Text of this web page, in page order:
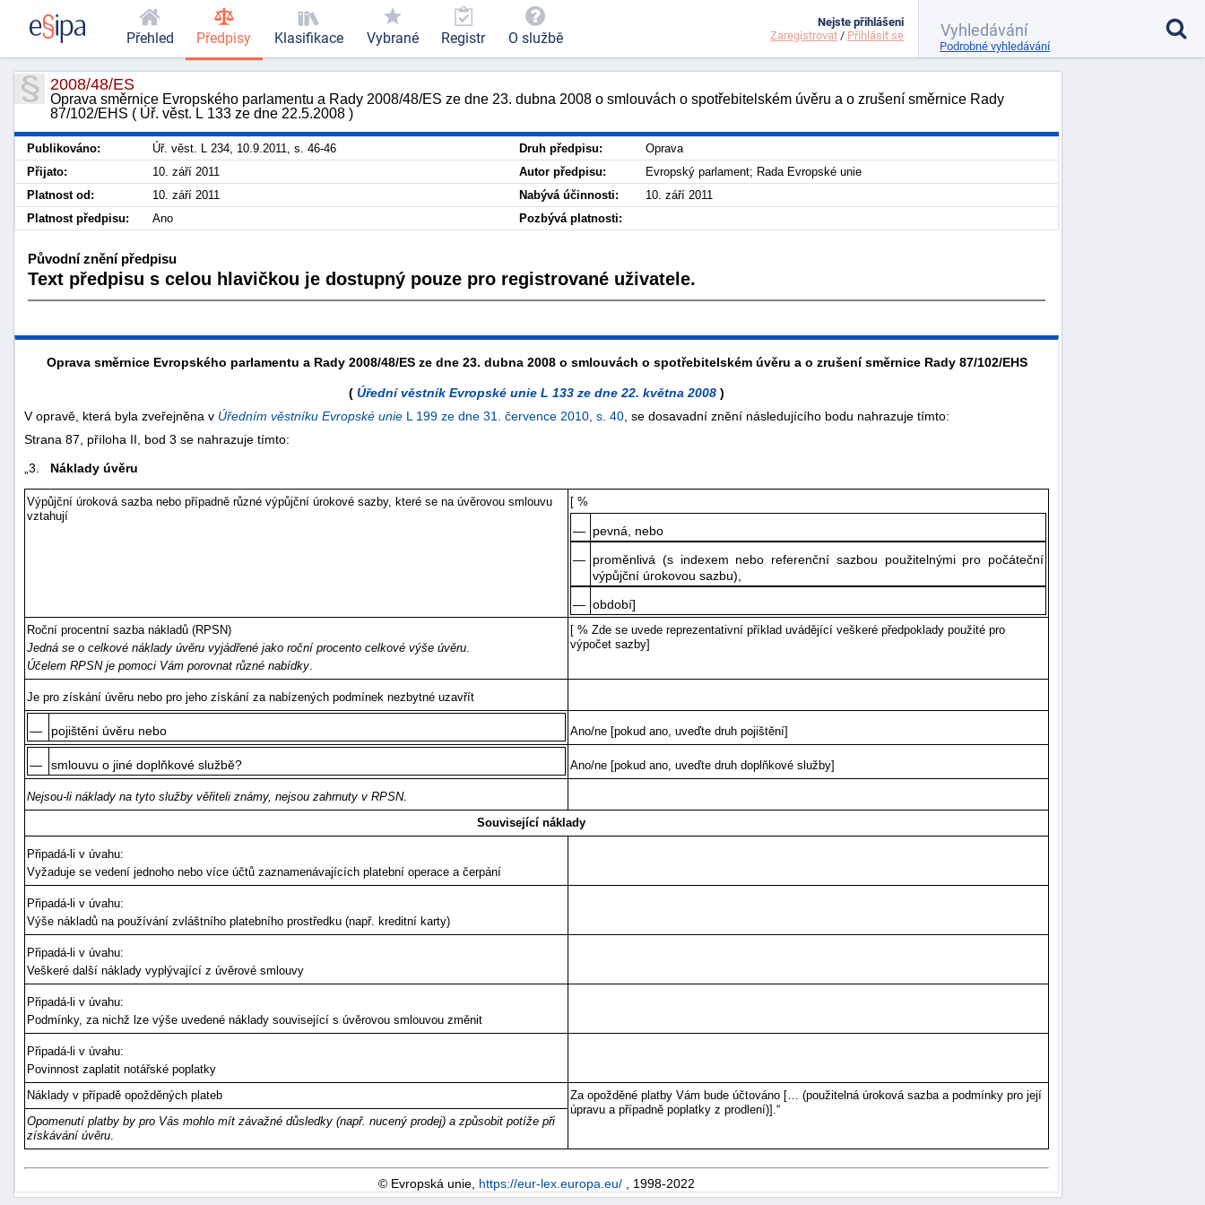
2008/48/ES
Oprava směrnice Evropského parlamentu a Rady 2008/48/ES ze dne 23. dubna 2008 o smlouvách o spotřebitelském úvěru a o zrušení směrnice Rady
87/102/EHS ( Úř. věst. L 133 ze dne 22.5.2008 )
Publikováno: Úř. věst. L 234, 10.9.2011, s. 46-46 Druh předpisu:
Oprava
Přijato:
10. září 2011 Autor předpisu:
Evropský parlament; Rada Evropské unie
Platnost od:
10. září 2011 Nabývá účinnosti:
10. září 2011
Platnost předpisu:
Ano Pozbývá platnosti:
Původní znění předpisu
Text předpisu s celou hlavičkou je dostupný pouze pro registrované uživatele.
Oprava směrnice Evropského parlamentu a Rady 2008/48/ES ze dne 23. dubna 2008 o smlouvách o spotřebitelském úvěru a o zrušení směrnice Rady 87/102/EHS
( Úřední věstník Evropské unie L 133 ze dne 22. května 2008 )
V opravě, která byla zveřejněna v Úředním věstníku Evropské unie L 199 ze dne 31. července 2010, s. 40 , se dosavadní znění následujícího bodu nahrazuje tímto:
Strana 87, příloha II, bod 3 se nahrazuje tímto:
„3. Náklady úvěru
Výpůjční úroková sazba nebo případně různé výpůjční úrokové sazby, které se na úvěrovou smlouvu
vztahují
[ %
— pevná, nebo
— proměnlivá (s indexem nebo referenční sazbou použitelnými pro počáteční
výpůjční úrokovou sazbu),
— období]
Roční procentní sazba nákladů (RPSN)
Jedná se o celkové náklady úvěru vyjádřené jako roční procento celkové výše úvěru
Účelem RPSN je pomoci Vám porovnat různé nabídky
[ % Zde se uvede reprezentativní příklad uvádějící veškeré předpoklady použité pro
výpočet sazby]
Je pro získání úvěru nebo pro jeho získání za nabízených podmínek nezbytné uzavřít
— pojištění úvěru nebo Ano/ne [pokud ano, uveďte druh pojištění]
— smlouvu o jiné doplňkové službě? Ano/ne [pokud ano, uveďte druh doplňkové služby]
Nejsou-li náklady na tyto služby věřiteli známy, nejsou zahrnuty v RPSN.
Související náklady
Připadá-li v úvahu:
Vyžaduje se vedení jednoho nebo více účtů zaznamenávajících platební operace a čerpání
Připadá-li v úvahu:
Výše nákladů na používání zvláštního platebního prostředku (např. kreditní karty)
Připadá-li v úvahu:
Veškeré další náklady vyplývající z úvěrové smlouvy
Připadá-li v úvahu:
Podmínky, za nichž lze výše uvedené náklady související s úvěrovou smlouvou změnit
Připadá-li v úvahu:
Povinnost zaplatit notářské poplatky
Náklady v případě opožděných plateb
Za opožděné platby Vám bude účtováno [… (použitelná úroková sazba a podmínky pro její
úpravu a případně poplatky z prodlení)].“
Opomenutí platby by pro Vás mohlo mít závažné důsledky (např. nucený prodej) a způsobit potíže při
získávání úvěru
© Evropská unie, https://eur-lex.europa.eu/ , 1998-2022
Přehled Předpisy Klasifikace Vybrané Registr O službě
Nejste přihlášeni
Zaregistrovat / Přihlásit se
Podrobné vyhledávání